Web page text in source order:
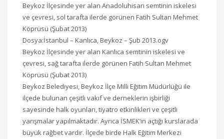
Beykoz İlçesinde yer alan Anadoluhisarı semtinin iskelesi
ve çevresi, sol tarafta ilerde görünen Fatih Sultan Mehmet
Köprüsü (Şubat 2013)
Dosya:İstanbul – Kanlıca, Beykoz – Şub 2013.ogv
Beykoz İlçesinde yer alan Kanlıca semtinin iskelesi ve
çevresi, sağ tarafta ilerde görünen Fatih Sultan Mehmet
Köprüsü (Şubat 2013)
Beykoz Belediyesi, Beykoz İlçe Milli Eğitim Müdürlüğü ile
ilçede bulunan çeşitli vakıf ve derneklerin işbirliği
sayesinde halk oyunları, tiyatro etkinlikleri ve çeşitli
yarışmalar yapılmaktadır. Ayrıca İSMEK’in açtığı kurslarada
büyük rağbet vardır. İlçede birde Halk Eğitim Merkezi